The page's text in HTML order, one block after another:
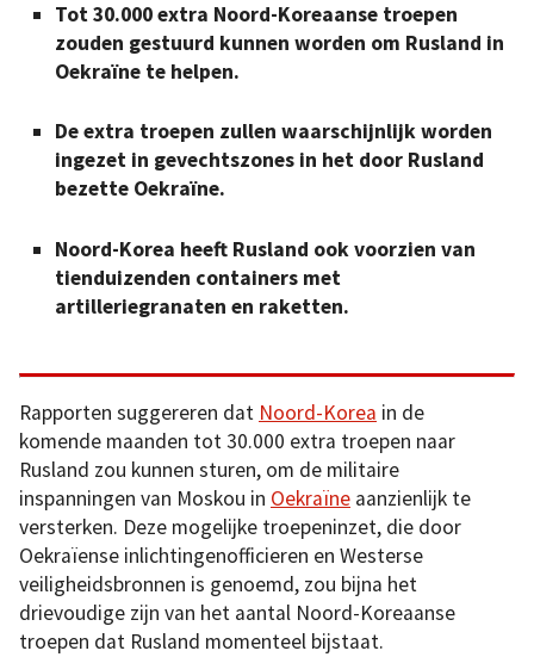
Tot 30.000 extra Noord-Koreaanse troepen
zouden gestuurd kunnen worden om Rusland in
Oekraïne te helpen.
De extra troepen zullen waarschijnlijk worden
ingezet in gevechtszones in het door Rusland
bezette Oekraïne.
Noord-Korea heeft Rusland ook voorzien van
tienduizenden containers met
artilleriegranaten en raketten.
Rapporten suggereren dat Noord-Korea in de
komende maanden tot 30.000 extra troepen naar
Rusland zou kunnen sturen, om de militaire
inspanningen van Moskou in Oekraïne aanzienlijk te
versterken. Deze mogelijke troepeninzet, die door
Oekraïense inlichtingenofficieren en Westerse
veiligheidsbronnen is genoemd, zou bijna het
drievoudige zijn van het aantal Noord-Koreaanse
troepen dat Rusland momenteel bijstaat.